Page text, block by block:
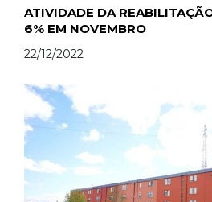
ATIVIDADE DA
6% EM NOVEMBRO
22/12/2022